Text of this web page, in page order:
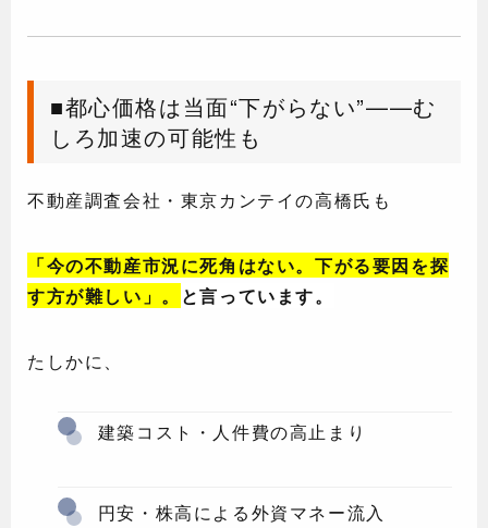
■都心価格は当面“下がらない”——む
しろ加速の可能性も
不動産調査会社・東京カンテイの高橋氏も
「今の不動産市況に死角はない。下がる要因を探
す方が難しい」。 と言っています。
たしかに、
建築コスト・人件費の高止まり
円安・株高による外資マネー流入